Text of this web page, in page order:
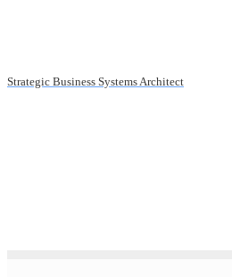
Strategic Business Systems Architect